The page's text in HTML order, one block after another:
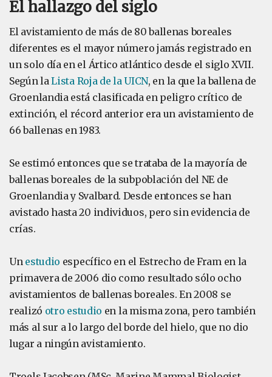
El hallazgo del siglo
El avistamiento de más de 80 ballenas boreales
diferentes es el mayor número jamás registrado en
un solo día en el Ártico atlántico desde el siglo XVII.
Según laLista Roja de la UICN, en la que la ballena de
Groenlandia está clasificada en peligro crítico de
extinción, el récord anterior era un avistamiento de
66 ballenas en 1983.
Se estimó entonces que se trataba de la mayoría de
ballenas boreales de la subpoblación del NE de
Groenlandia y Svalbard. Desde entonces se han
avistado hasta 20 individuos, pero sin evidencia de
crías.
Un estudio específico en el Estrecho de Fram en la
primavera de 2006 dio como resultado sólo ocho
avistamientos de ballenas boreales. En 2008 se
realizó otro estudio en la misma zona, pero también
más al sur a lo largo del borde del hielo, que no dio
lugar a ningún avistamiento.